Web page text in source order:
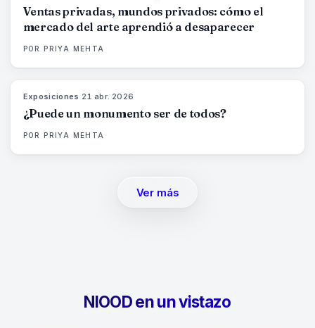
Ventas privadas, mundos privados: cómo el
mercado del arte aprendió a desaparecer
POR PRIYA MEHTA
Exposiciones 21 abr. 2026
¿Puede un monumento ser de todos?
POR PRIYA MEHTA
Ver más
NIOOD en un vistazo